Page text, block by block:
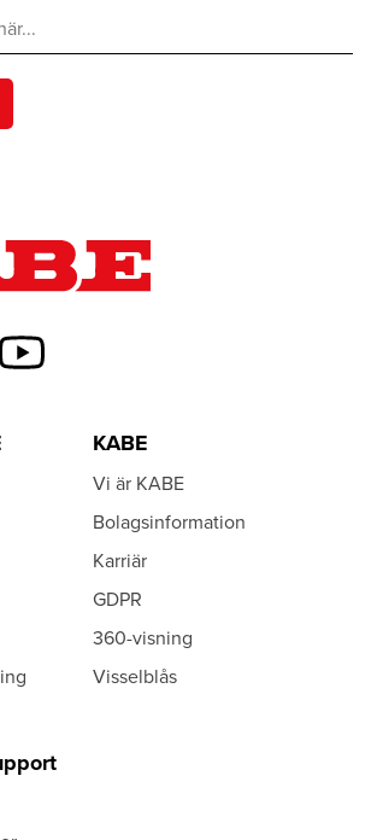
KABE
Vi är KABE
Bolagsinformation
Karriär
GDPR
360-visning
Visselblås